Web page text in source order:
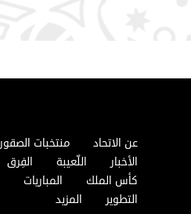
عن الاتحاد منتخبات الصقور
الأخبار
اللّعيبة الفِرق
كأس الملك
المباريات
التطوير
المزيد